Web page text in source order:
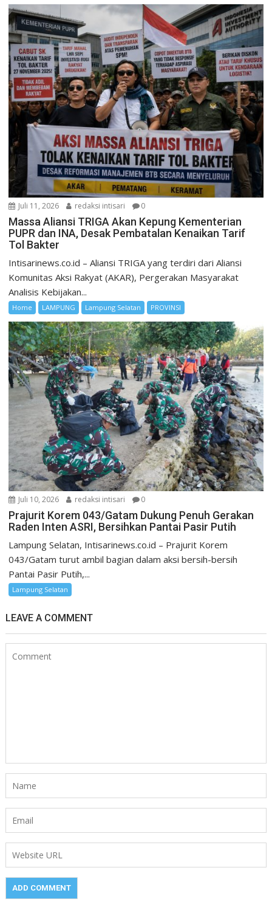
Juli 11, 2026 redaksi intisari 0
Massa Aliansi TRIGA Akan Kepung Kementerian
PUPR dan INA, Desak Pembatalan Kenaikan Tarif
Tol Bakter
Intisarinews.co.id – Aliansi TRIGA yang terdiri dari Aliansi
Komunitas Aksi Rakyat (AKAR), Pergerakan Masyarakat
Analisis Kebijakan...
Home LAMPUNG Lampung Selatan PROVINSI
Juli 10, 2026 redaksi intisari 0
Prajurit Korem 043/Gatam Dukung Penuh Gerakan
Raden Inten ASRI, Bersihkan Pantai Pasir Putih
Lampung Selatan, Intisarinews.co.id – Prajurit Korem
043/Gatam turut ambil bagian dalam aksi bersih-bersih
Pantai Pasir Putih,...
Lampung Selatan
LEAVE A COMMENT